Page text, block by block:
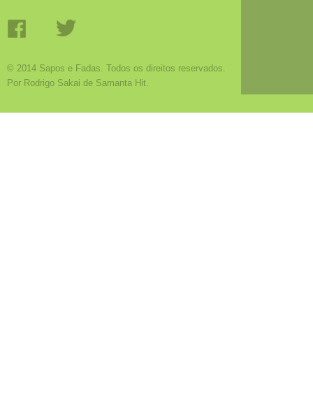
© 2014 Sapos e Fadas. Todos os direitos reservados.
Por Rodrigo Sakai de Samanta Hit.